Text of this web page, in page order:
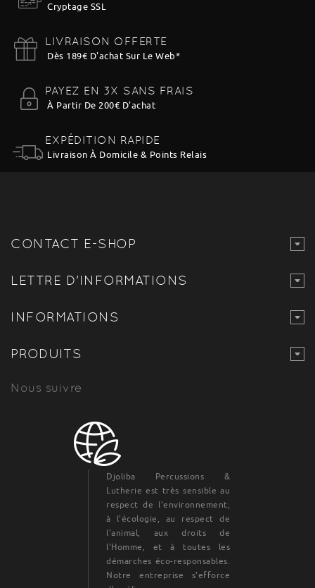
Cryptage SSL
LIVRAISON OFFERTE
Dès 189€ D'achat Sur Le Web*
PAYEZ EN 3X SANS FRAIS
À Partir De 200€ D'achat
EXPÉDITION RAPIDE
Livraison À Domicile & Points Relais
CONTACT E-SHOP
LETTRE D'INFORMATIONS
INFORMATIONS
PRODUITS
Nous suivre
Djoliba Percussions &
Lutherie est très sensible au
respect de l'environnement,
à l'écologie, au respect de
l'animal, aux droits de
l'Homme, et à toutes les
démarches éco-responsables.
Notre entreprise s'efforce